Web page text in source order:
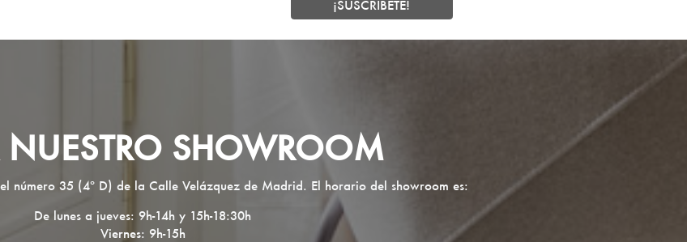
NUESTRO SHOWROOM
número 35 (4º D) de la Calle Velázquez de Madrid. El horario del showroom es:
De lunes a jueves: 9h-14h y 15h-18:30h
Viernes: 9h-15h